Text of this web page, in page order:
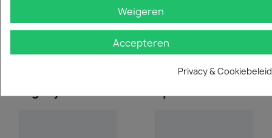
Bladdiameter 300 Mm
Vergelijkbare en betere producten
Weigeren
Accepteren
Privacy & Cookiebeleid